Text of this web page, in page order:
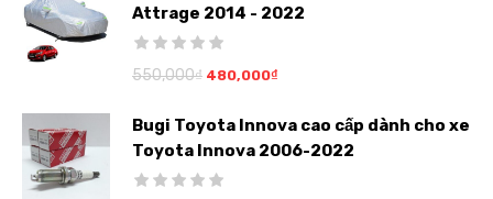
Attrage 2014 - 2022
550,000₫ 480,000₫
Bugi Toyota Innova cao cấp dành cho xe
Toyota Innova 2006-2022